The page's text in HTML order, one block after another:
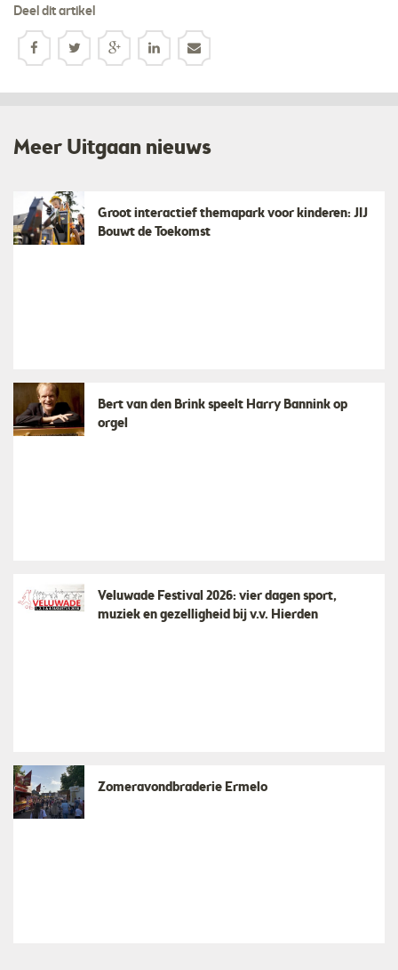
Deel dit artikel
Meer Uitgaan nieuws
Groot interactief themapark voor kinderen: JIJ
Bouwt de Toekomst
Bert van den Brink speelt Harry Bannink op
orgel
Veluwade Festival 2026: vier dagen sport,
muziek en gezelligheid bij v.v. Hierden
Zomeravondbraderie Ermelo